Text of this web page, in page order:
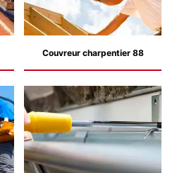
Couvreur charpentier 88